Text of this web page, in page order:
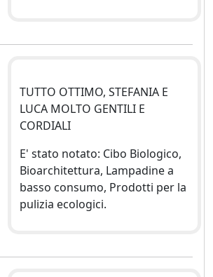
TUTTO OTTIMO, STEFANIA E
LUCA MOLTO GENTILI E
CORDIALI
E' stato notato: Cibo Biologico,
Bioarchitettura, Lampadine a
basso consumo, Prodotti per la
pulizia ecologici.